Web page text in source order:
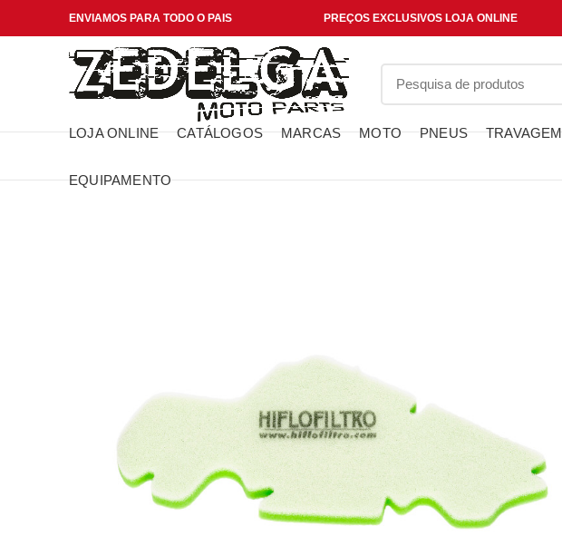
ENVIAMOS PARA TODO O PAIS PREÇOS EXCLUSIVOS LOJA ONLINE
LOJA ONLINE CATÁLOGOS MARCAS MOTO PNEUS TRAVAGEM
EQUIPAMENTO